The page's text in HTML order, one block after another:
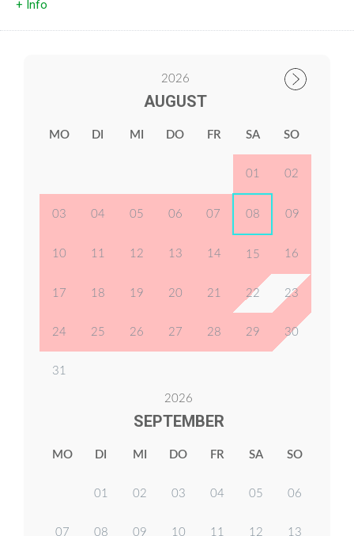
+ Info
2026
AUGUST
MO DI MI DO FR SA SO
01 02
03 04 05 06 07 08 09
10 11 12 13 14 15 16
17 18 19 20 21 22 23
24 25 26 27 28 29 30
31
2026
SEPTEMBER
MO DI MI DO FR SA SO
01 02 03 04 05 06
07 08 09 10 11 12 13